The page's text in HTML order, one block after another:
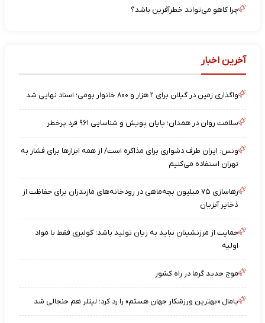
چرا کاهو می‌تواند خطرآفرین باشد؟
آخرین اخبار
واگذاری زمین در گیلان برای ۲ هزار و ۸۰۰ خانوار بومی؛ اسناد نهایی شد
سلامت روان در همدان؛ پایان پویش و شناسایی ۹۶۱ فرد پرخطر
ونس: ایران طرف دشواری برای مذاکره است/ از همه ابزارها برای فشار به
تهران استفاده می‌کنیم
رهاسازی ۷۵ میلیون بچه‌ماهی در رودخانه‌های مازندران برای حفاظت از
ذخایر آبزیان
حمایت از مرزنشینان نباید به زیان تولید باشد؛ کولبری فقط با مواد
اولیه
موج جدید گرما در راه کشور
یامال «بهترین ورزشکار جهان هستم» را رد کرد؛ لیتلر هم جنجالی شد